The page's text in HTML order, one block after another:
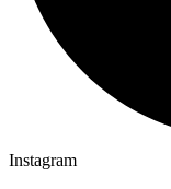
Instagram